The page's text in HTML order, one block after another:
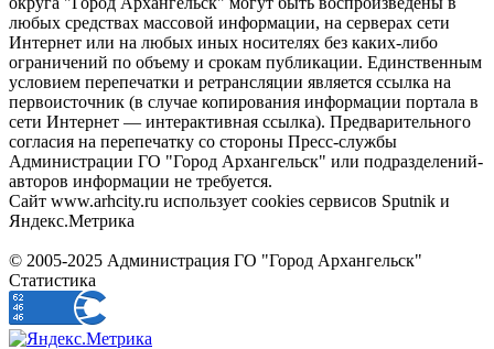
любых средствах массовой информации, на серверах сети
Интернет или на любых иных носителях без каких-либо
ограничений по объему и срокам публикации. Единственным
условием перепечатки и ретрансляции является ссылка на
первоисточник (в случае копирования информации портала в
сети Интернет — интерактивная ссылка). Предварительного
согласия на перепечатку со стороны Пресс-службы
Администрации ГО "Город Архангельск" или подразделений-
авторов информации не требуется.
Сайт www.arhcity.ru использует cookies сервисов Sputnik и
Яндекс.Метрика
© 2005-2025 Администрация ГО "Город Архангельск"
Статистика